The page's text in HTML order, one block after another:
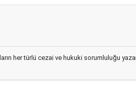
her türlü cezai ve hukuki sorumluluğu